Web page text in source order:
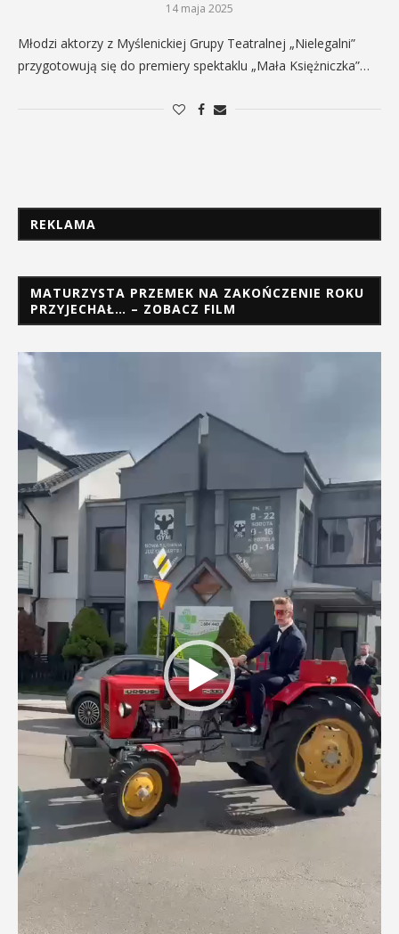
14 maja 2025
Młodzi aktorzy z Myślenickiej Grupy Teatralnej „Nielegalni”
przygotowują się do premiery spektaklu „Mała Księżniczka”…
REKLAMA
MATURZYSTA PRZEMEK NA ZAKOŃCZENIE ROKU
PRZYJECHAŁ… – ZOBACZ FILM
Odtwarzacz